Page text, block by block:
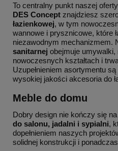
To centralny punkt naszej
DES Concept znajdziesz
łazienkowej, w tym
wannowe i prysznicowe, które
niezawodnym mechanizmem.
sanitarnej obejmuje
nowoczesnych kształtach i
Uzupełnieniem asortymentu
wysokiej jakości akcesoria do
Meble do domu
Dobry design nie kończy się
do salonu, jadalni i sypialni,
dopełnieniem naszych
solidnej konstrukcji i